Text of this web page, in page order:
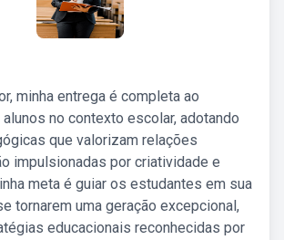
minha entrega é completa ao
no contexto escolar, adotando
que valorizam relações
impulsionadas por criatividade e
meta é guiar os estudantes em sua
tornarem uma geração excepcional,
educacionais reconhecidas por